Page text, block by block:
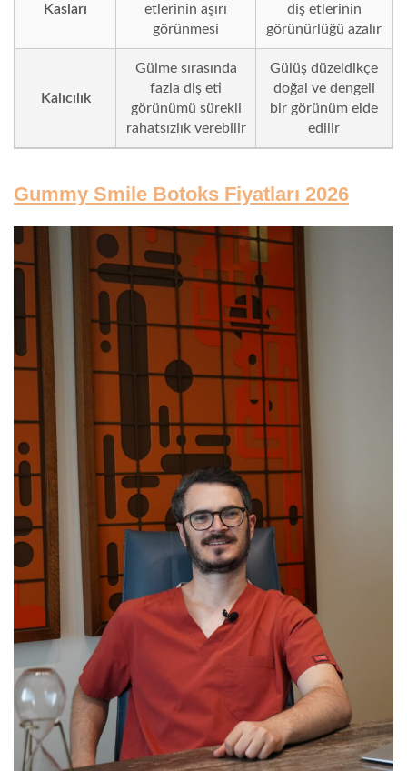
Kasları
etlerinin aşırı
görünmesi
diş etlerinin
görünürlüğü azalır
Kalıcılık
Gülme sırasında
fazla diş eti
görünümü sürekli
rahatsızlık verebilir
Gülüş düzeldikçe
doğal ve dengeli
bir görünüm elde
edilir
Gummy Smile Botoks Fiyatları 2026